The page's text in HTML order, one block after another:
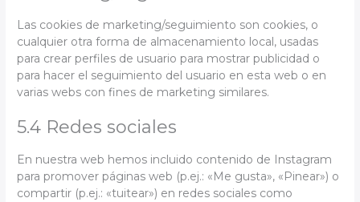
Las cookies de marketing/seguimiento son cookies, o
cualquier otra forma de almacenamiento local, usadas
para crear perfiles de usuario para mostrar publicidad o
para hacer el seguimiento del usuario en esta web o en
varias webs con fines de marketing similares.
5.4 Redes sociales
En nuestra web hemos incluido contenido de Instagram
para promover páginas web (p.ej.: «Me gusta», «Pinear») o
compartir (p.ej.: «tuitear») en redes sociales como